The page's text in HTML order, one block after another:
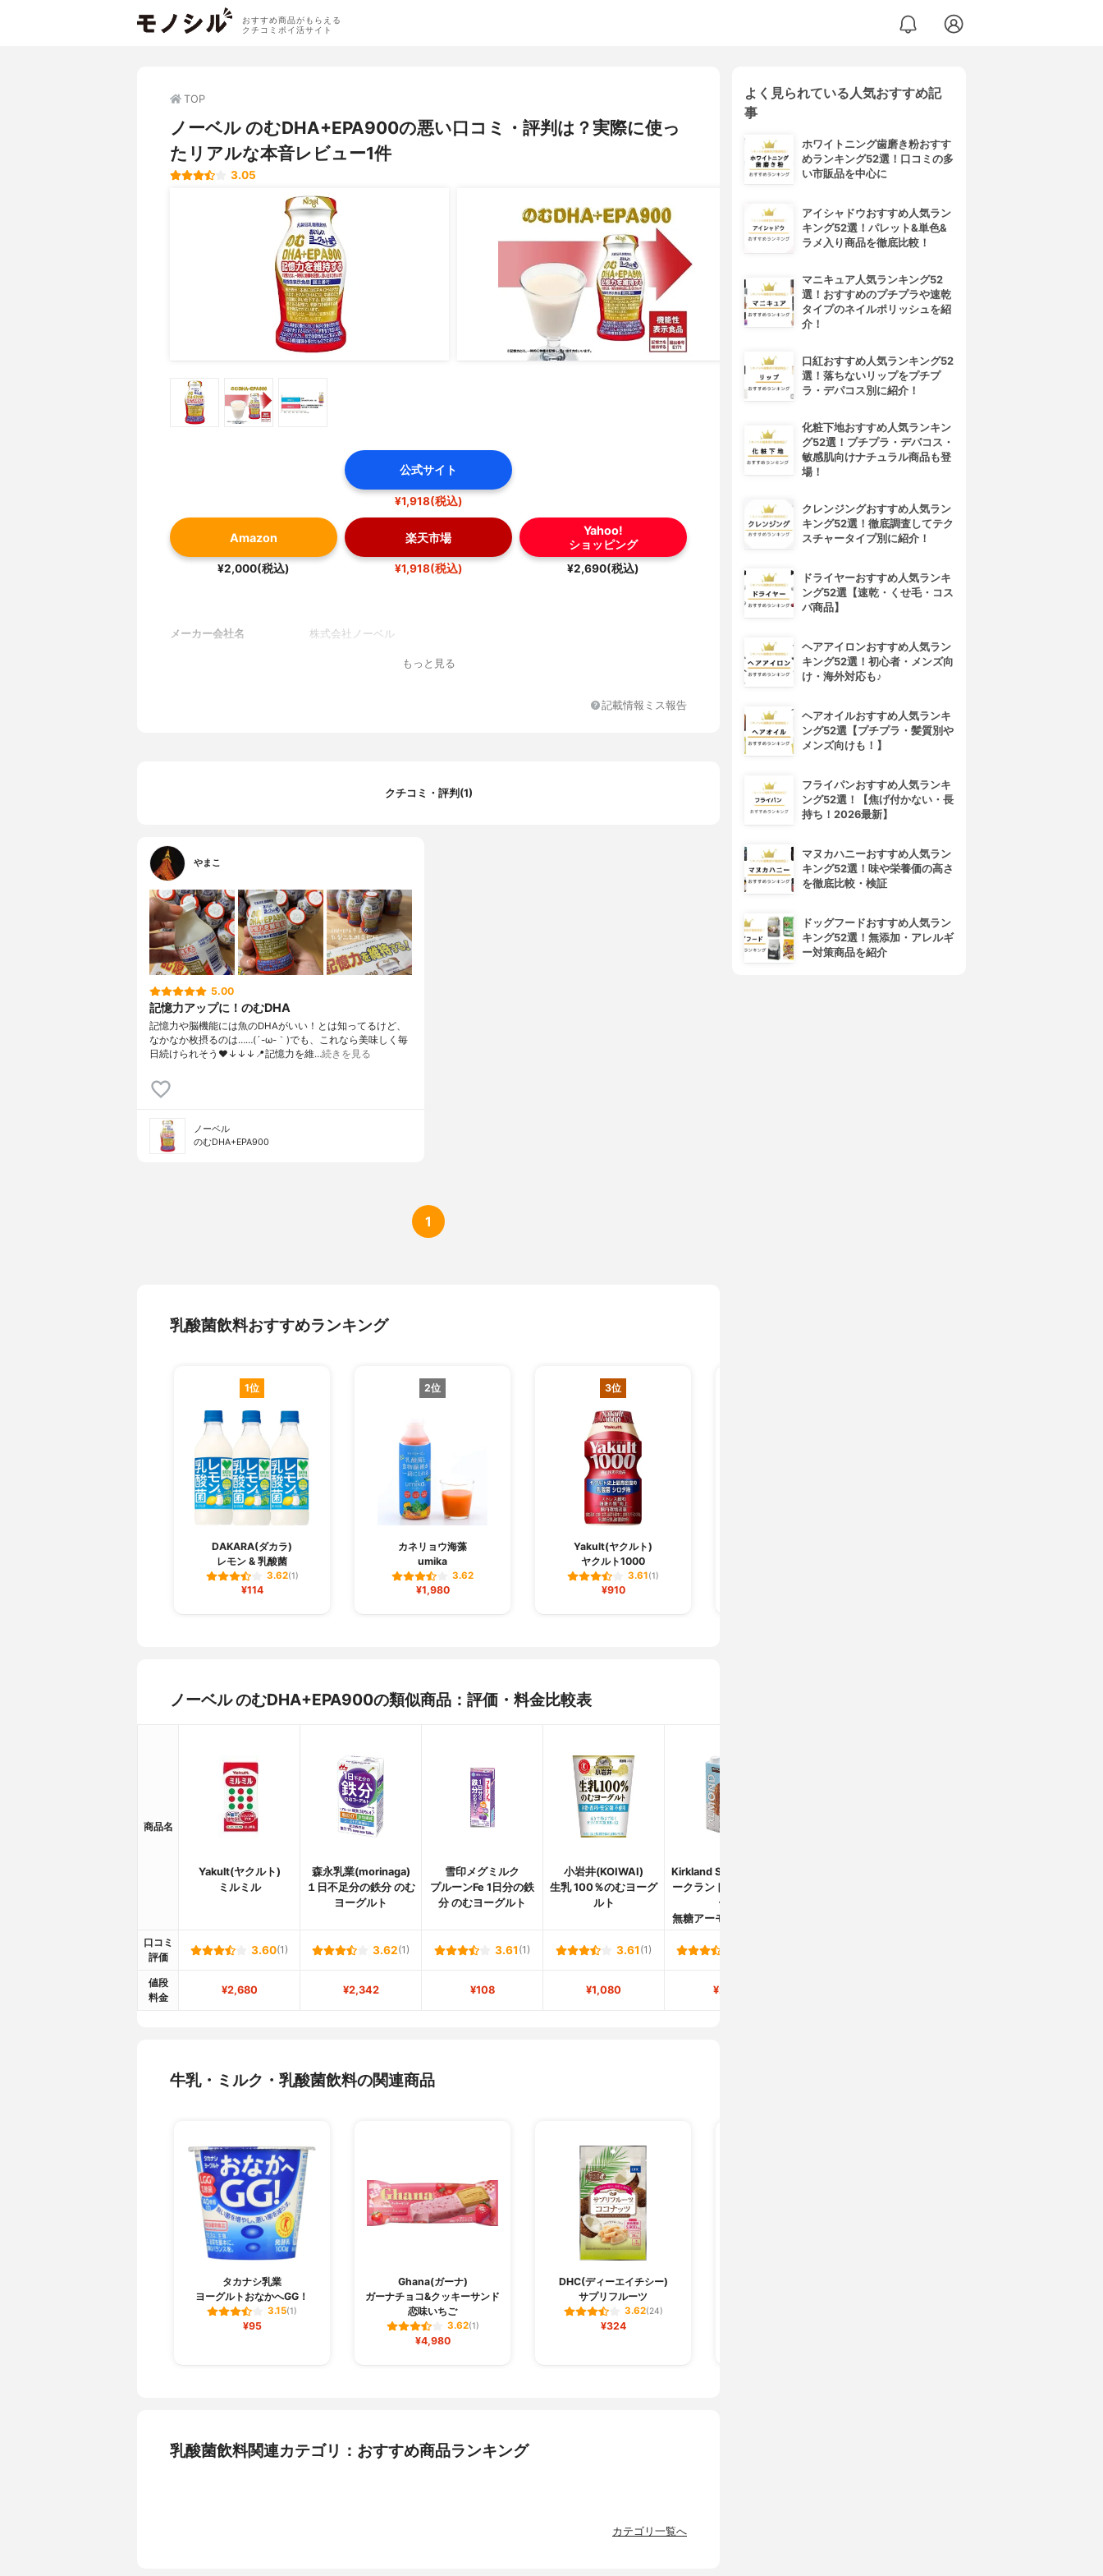
おすすめ商品がもらえる
クチコミポイ活サイト
TOP
ノーベル のむDHA+EPA900の悪い口コミ・評判は？実際に使っ
たリアルな本音レビュー1件
3.05
公式サイト
¥1,918(税込)
Amazon
¥2,000(税込)
楽天市場
¥1,918(税込)
Yahoo!
ショッピング
¥2,690(税込)
メーカー会社名 株式会社ノーベル
もっと見る
記載情報ミス報告
クチコミ・評判(1)
やまこ
5.00
記憶力アップに！のむDHA
記憶力や脳機能には魚のDHAがいい！とは知ってるけど、
なかなか枚摂るのは……(´-ω-｀)⁡⁡でも、これなら美味しく毎
日続けられそう❤⁡⁡↓↓↓⁡⁡📍記憶力を維…続きを見る
ノーベル
のむDHA+EPA900
1
乳酸菌飲料おすすめランキング
1位
DAKARA(ダカラ)
レモン & 乳酸菌
3.62(1)
¥114
2位
カネリョウ海藻
umika
3.62
¥1,980
3位
Yakult(ヤクルト)
ヤクルト1000
3.61(1)
¥910
ノーベル のむDHA+EPA900の類似商品：評価・料金比較表
商品名
Yakult(ヤクルト)
ミルミル
森永乳業(morinaga)
１日不足分の鉄分 のむ
ヨーグルト
雪印メグミルク
プルーンFe 1日分の鉄
分 のむヨーグルト
小岩井(KOIWAI)
生乳 100％のむヨーグ
ルト
Kirkland Signature(カ
ークランドシグネチャ
ー)
無糖アーモンドミルク
口コミ
評価
3.60(1) 3.62(1) 3.61 (1) 3.61 (1)
値段
料金
¥2,680 ¥2,342 ¥108 ¥1,080 ¥210
牛乳・ミルク・乳酸菌飲料の関連商品
タカナシ乳業
ヨーグルトおなかへGG！
3.15(1)
¥95
Ghana(ガーナ)
ガーナチョコ&クッキーサンド
恋味いちご
3.62(1)
¥4,980
DHC(ディーエイチシー)
サプリフルーツ
3.62(24)
¥324
乳酸菌飲料関連カテゴリ：おすすめ商品ランキング
カテゴリ一覧へ
よく見られている人気おすすめ記
事
ホワイトニング歯磨き粉おすす
めランキング52選！口コミの多
い市販品を中心に
アイシャドウおすすめ人気ラン
キング52選！パレット&単色&
ラメ入り商品を徹底比較！
マニキュア人気ランキング52
選！おすすめのプチプラや速乾
タイプのネイルポリッシュを紹
介！
口紅おすすめ人気ランキング52
選！落ちないリップをプチプ
ラ・デパコス別に紹介！
化粧下地おすすめ人気ランキン
グ52選！プチプラ・デパコス・
敏感肌向けナチュラル商品も登
場！
クレンジングおすすめ人気ラン
キング52選！徹底調査してテク
スチャータイプ別に紹介！
ドライヤーおすすめ人気ランキ
ング52選【速乾・くせ毛・コス
パ商品】
ヘアアイロンおすすめ人気ラン
キング52選！初心者・メンズ向
け・海外対応も♪
ヘアオイルおすすめ人気ランキ
ング52選【プチプラ・髪質別や
メンズ向けも！】
フライパンおすすめ人気ランキ
ング52選！【焦げ付かない・長
持ち！2026最新】
マヌカハニーおすすめ人気ラン
キング52選！味や栄養価の高さ
を徹底比較・検証
ドッグフードおすすめ人気ラン
キング52選！無添加・アレルギ
ー対策商品を紹介